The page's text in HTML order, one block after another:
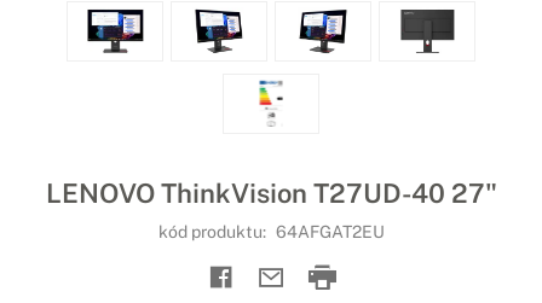
LENOVO ThinkVision T27UD-40 27"
kód produktu: 64AFGAT2EU